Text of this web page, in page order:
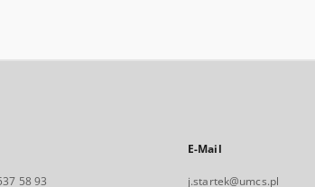
58 93
E-Mail
j.startek@umcs.pl